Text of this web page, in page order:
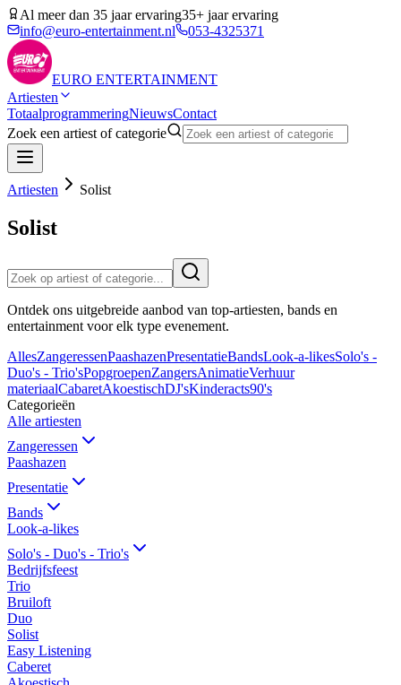
Al meer dan 35 jaar ervaring35+ jaar ervaring
info@euro-entertainment.nl
053-4325371
EURO ENTERTAINMENT
Artiesten
TotaalprogrammeringNieuwsContact
Zoek een artiest of categorie
Artiesten Solist
Solist
Ontdek ons uitgebreide aanbod van top-artiesten, bands en
entertainment voor elk type evenement.
AllesZangeressenPaashazenPresentatieBandsLook-a-likesSolo's -
Duo's - Trio'sPopgroepenZangersAnimatieVerhuur
materiaalCabaretAkoestischDJ'sKinderacts90's
Categorieën
Alle artiesten
Zangeressen
Paashazen
Presentatie
Bands
Look-a-likes
Solo's - Duo's - Trio's
Bedrijfsfeest
Trio
Bruiloft
Duo
Solist
Easy Listening
Caberet